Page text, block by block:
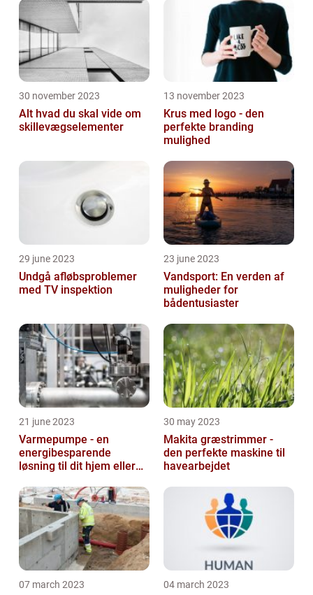
30 november 2023
Alt hvad du skal vide om
skillevægselementer
13 november 2023
Krus med logo - den
perfekte branding
mulighed
29 june 2023
Undgå afløbsproblemer
med TV inspektion
23 june 2023
Vandsport: En verden af
muligheder for
bådentusiaster
21 june 2023
Varmepumpe - en
energibesparende
løsning til dit hjem eller
30 may 2023
Makita græstrimmer -
den perfekte maskine til
havearbejdet
07 march 2023 04 march 2023